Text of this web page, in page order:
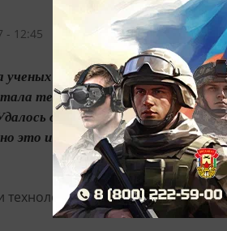
- 12:45
из Казанского
технологию, позволяющую
обойти закон физики,
это и ограничивает плотность...